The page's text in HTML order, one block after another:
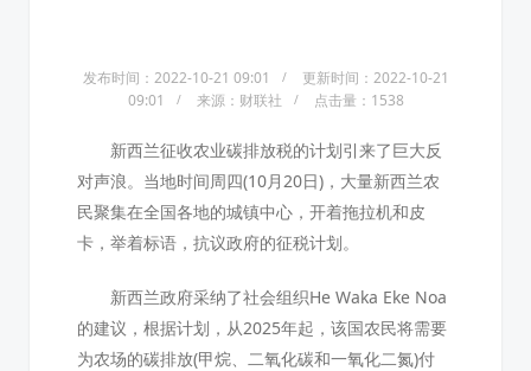
发布时间：2022-10-21 09:01
更新时间：2022-10-21
09:01
来源：财联社 点击量：1538
新西兰征收农业碳排放税的计划引来了巨大反
对声浪。当地时间周四(10月20日)，大量新西兰农
民聚集在全国各地的城镇中心，开着拖拉机和皮
卡，举着标语，抗议政府的征税计划。
新西兰政府采纳了社会组织He Waka Eke Noa
的建议，根据计划，从2025年起，该国农民将需要
为农场的碳排放(甲烷、二氧化碳和一氧化二氮)付